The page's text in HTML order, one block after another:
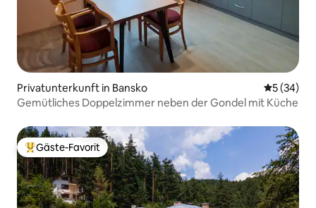
Privatunterkunft in Bansko
5 (34)
Gemütliches Doppelzimmer neben der Gondel mit Küche
Beliebter Gäste-Favorit.
Gäste-Favorit